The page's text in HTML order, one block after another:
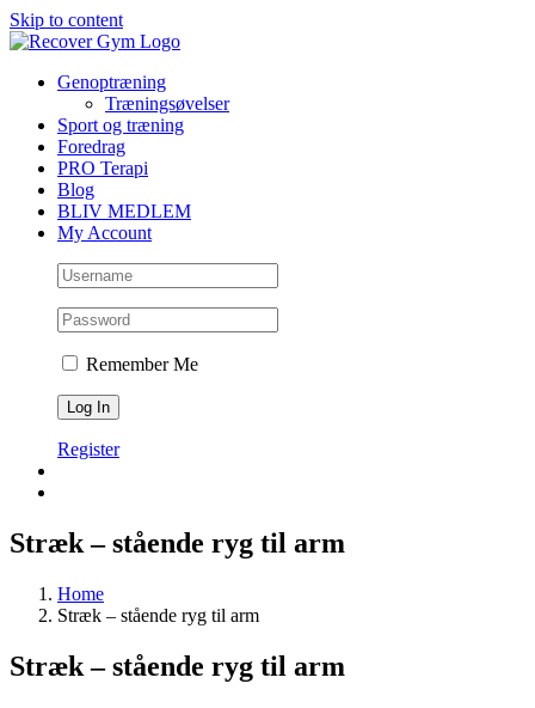
Skip to content
Genoptræning
Træningsøvelser
Sport og træning
Foredrag
PRO Terapi
Blog
BLIV MEDLEM
My Account
Remember Me
Register
Stræk – stående ryg til arm
Home
Stræk – stående ryg til arm
Stræk – stående ryg til arm